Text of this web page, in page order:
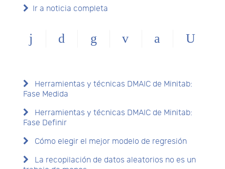
Ir a noticia completa
Herramientas y técnicas DMAIC de Minitab:
Fase Medida
Herramientas y técnicas DMAIC de Minitab:
Fase Definir
Cómo elegir el mejor modelo de regresión
La recopilación de datos aleatorios no es un